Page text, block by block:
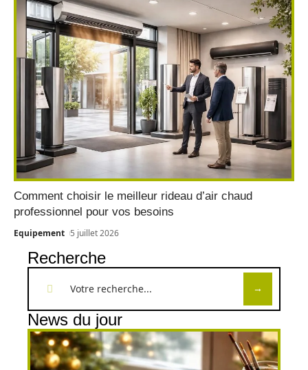
Comment choisir le meilleur rideau d’air chaud
professionnel pour vos besoins
Equipement 5 juillet 2026
Recherche
News du jour